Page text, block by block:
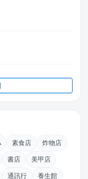
素食店
炸物店
書店
美甲店
通訊行
養生館